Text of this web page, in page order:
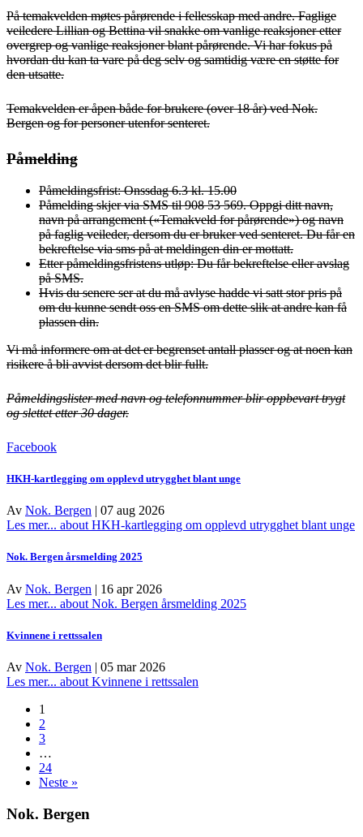
På temakvelden møtes pårørende i fellesskap med andre. Faglige
veiledere Lillian og Bettina vil snakke om vanlige reaksjoner etter
overgrep og vanlige reaksjoner blant pårørende. Vi har fokus på
hvordan du kan ta vare på deg selv og samtidig være en støtte for
den utsatte.
Temakvelden er åpen både for brukere (over 18 år) ved Nok.
Bergen og for personer utenfor senteret.
Påmelding
Påmeldingsfrist: Onssdag 6.3 kl. 15.00
Påmelding skjer via SMS til 908 53 569. Oppgi ditt navn,
navn på arrangement («Temakveld for pårørende») og navn
på faglig veileder, dersom du er bruker ved senteret. Du får en
bekreftelse via sms på at meldingen din er mottatt.
Etter påmeldingsfristens utløp: Du får bekreftelse eller avslag
på SMS.
Hvis du senere ser at du må avlyse hadde vi satt stor pris på
om du kunne sendt oss en SMS om dette slik at andre kan få
plassen din.
Vi må informere om at det er begrenset antall plasser og at noen kan
risikere å bli avvist dersom det blir fullt.
Påmeldingslister med navn og telefonnummer blir oppbevart trygt
og slettet etter 30 dager.
Facebook
HKH-kartlegging om opplevd utrygghet blant unge
Av Nok. Bergen | 07 aug 2026
Les mer... about HKH-kartlegging om opplevd utrygghet blant unge
Nok. Bergen årsmelding 2025
Av Nok. Bergen | 16 apr 2026
Les mer... about Nok. Bergen årsmelding 2025
Kvinnene i rettssalen
Av Nok. Bergen | 05 mar 2026
Les mer... about Kvinnene i rettssalen
1
2
3
…
24
Neste »
Nok. Bergen